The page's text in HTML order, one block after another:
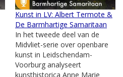
Kunst in LV: Albert Termote &
De Barmhartige Samaritaan
In het tweede deel van de
Midvliet-serie over openbare
kunst in Leidschendam-
Voorburg analyseert
kunsthistorica Anne Marie